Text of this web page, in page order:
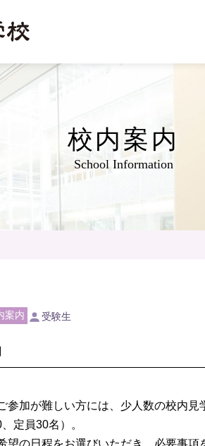
校内案内
School Information
案内 受験生
参加が難しい方には、少人数の校内
定員30名）。
望の日程をお選びいただき、必要事